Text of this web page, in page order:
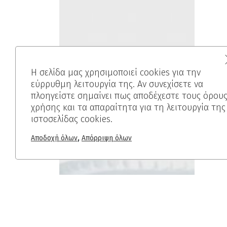
Η σελίδα μας χρησιμοποιεί cookies για την
εύρρυθμη λειτουργία της. Αν συνεχίσετε να
πλοηγείστε σημαίνει πως αποδέχεστε τους όρους
χρήσης και τα απαραίτητα για τη λειτουργία της
ιστοσελίδας cookies.
Αποδοχή όλων, Απόρριψη όλων